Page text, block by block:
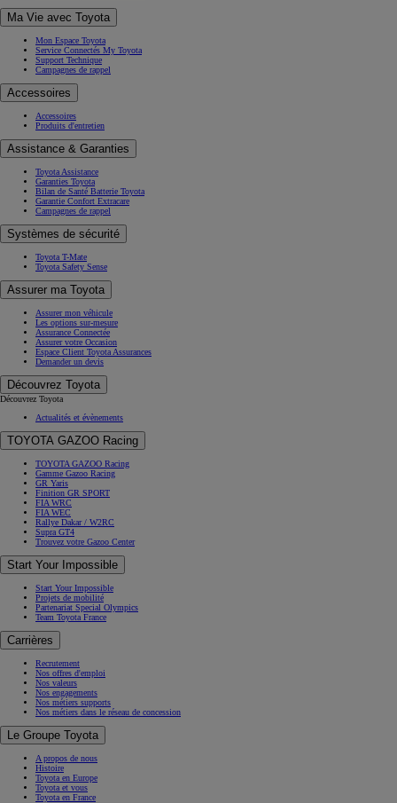
Ma Vie avec Toyota
Mon Espace Toyota
Service Connectés My Toyota
Support Technique
Campagnes de rappel
Accessoires
Accessoires
Produits d'entretien
Assistance & Garanties
Toyota Assistance
Garanties Toyota
Bilan de Santé Batterie Toyota
Garantie Confort Extracare
Campagnes de rappel
Systèmes de sécurité
Toyota T-Mate
Toyota Safety Sense
Assurer ma Toyota
Assurer mon véhicule
Les options sur-mesure
Assurance Connectée
Assurer votre Occasion
Espace Client Toyota Assurances
Demander un devis
Découvrez Toyota
Découvrez Toyota
Actualités et évènements
TOYOTA GAZOO Racing
TOYOTA GAZOO Racing
Gamme Gazoo Racing
GR Yaris
Finition GR SPORT
FIA WRC
FIA WEC
Rallye Dakar / W2RC
Supra GT4
Trouvez votre Gazoo Center
Start Your Impossible
Start Your Impossible
Projets de mobilité
Partenariat Special Olympics
Team Toyota France
Carrières
Recrutement
Nos offres d'emploi
Nos valeurs
Nos engagements
Nos métiers supports
Nos métiers dans le réseau de concession
Le Groupe Toyota
A propos de nous
Histoire
Toyota en Europe
Toyota et vous
Toyota en France